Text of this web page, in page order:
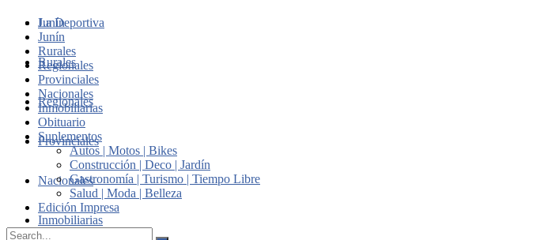
Junín
Rurales
Regionales
Provinciales
Nacionales
Inmobiliarias
La Deportiva
Junín
Rurales
Regionales
Provinciales
Nacionales
Inmobiliarias
Obituario
Suplementos
Autos | Motos | Bikes
Construcción | Deco | Jardín
Gastronomía | Turismo | Tiempo Libre
Salud | Moda | Belleza
Edición Impresa